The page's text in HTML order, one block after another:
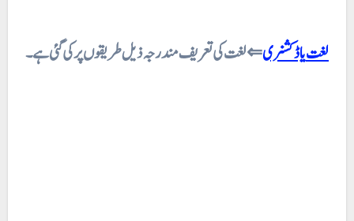
لغت یا ڈکشنری⇐ لغت کی تعریف مندرجہ ذیل طریقوں پر کی گئی ہے۔